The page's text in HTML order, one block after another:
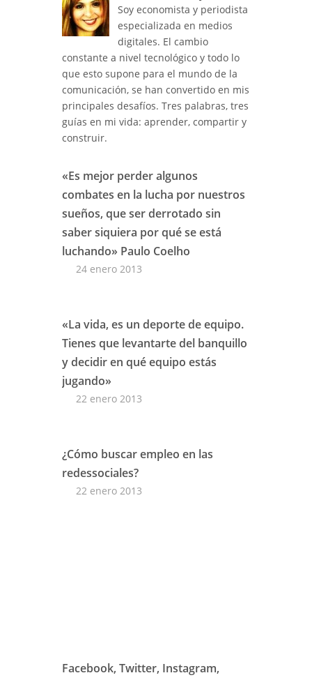
Soy economista y periodista
especializada en medios
digitales. El cambio
constante a nivel tecnológico y todo lo
que esto supone para el mundo de la
comunicación, se han convertido en mis
principales desafíos. Tres palabras, tres
guías en mi vida: aprender, compartir y
construir.
«Es mejor perder algunos
combates en la lucha por nuestros
sueños, que ser derrotado sin
saber siquiera por qué se está
luchando» Paulo Coelho
24 enero 2013
«La vida, es un deporte de equipo.
Tienes que levantarte del banquillo
y decidir en qué equipo estás
jugando»
22 enero 2013
¿Cómo buscar empleo en las
redessociales?
22 enero 2013
Facebook, Twitter, Instagram,